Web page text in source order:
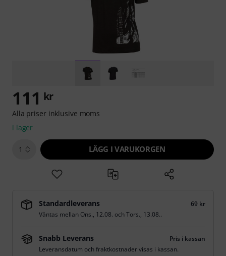
111 kr
Alla priser inklusive moms
i lager
1 LÄGG I VARUKORGEN
Standardleverans
69 kr
Väntas mellan Ons., 12.08. ochTors., 13.08..
Snabb Leverans
Pris i kassan
Leveransdatum och fraktkostnader visas i kassan.